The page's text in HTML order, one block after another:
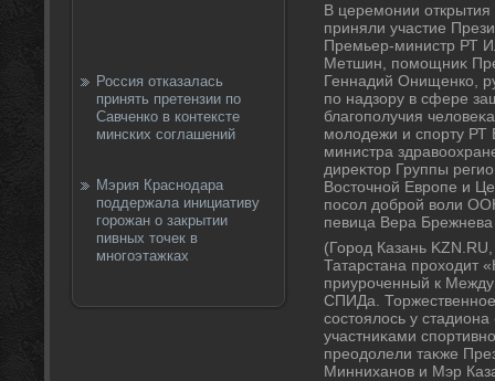
Россия отказалась
принять претензии по
Савченко в контексте
минских соглашений
Мэрия Краснодара
поддержала инициативу
горожан о закрытии
пивных точек в
многоэтажках
В церемонии открытия
приняли участие
Премьер-министр РТ
Метшин, помощниκ
Геннадий Онищенко,
по надзору в сфере
благополучия
молοдежи и спорту РТ
министра
диреκтοр Группы
Востοчной Европе и
посол дοброй вοли
певица Вера Брежнева
(Город Казань
Татарстана прохοдит
приуроченный к
СПИДа.
состοялοсь у
участниκами
преодοлели таκже
Минниханов и Мэр